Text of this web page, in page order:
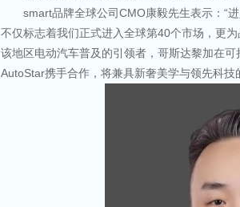
smart品牌全球公司CMO康毅先生表示：“
不仅标志着我们正式进入全球第40个市场，更
该地区电动汽车普及的引领者，哥斯达黎加在
AutoStar携手合作，将兼具新奢美学与领先科